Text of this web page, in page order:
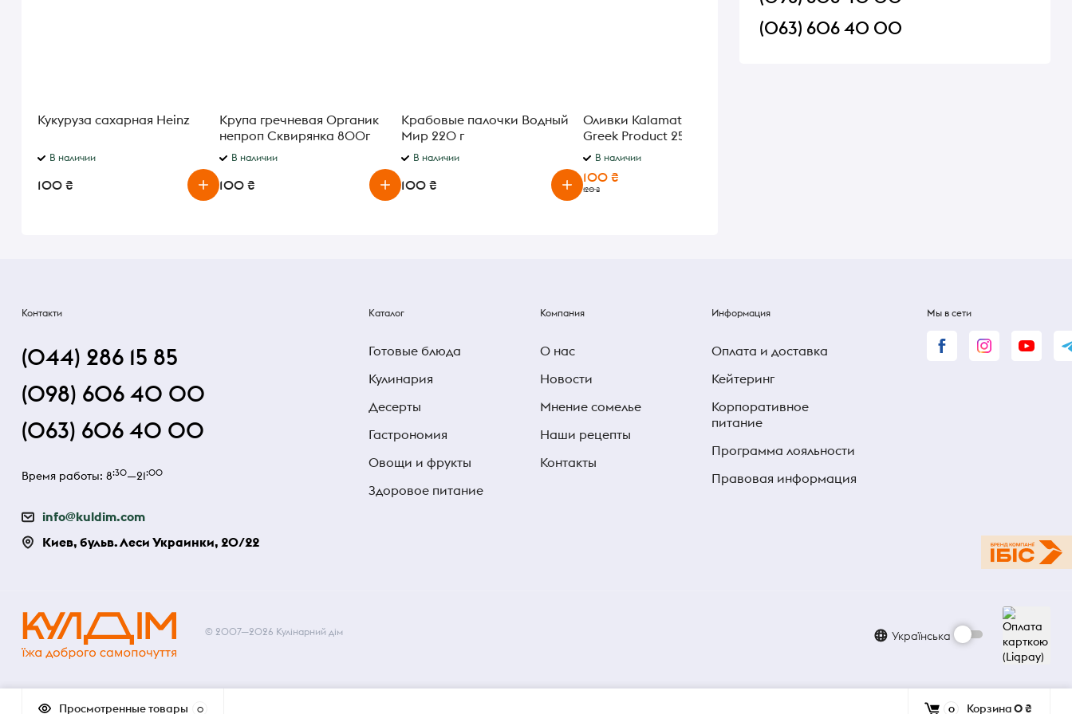
Кукуруза сахарная Heinz
В наличии
100 ₴
Крупа гречневая Органик
непроп Сквирянка 800г
В наличии
100 ₴
Крабовые палочки Водный
Мир 220 г
В наличии
100 ₴
Оливки Kalamata Blonds ТМ
Greek Product 250 г
В наличии
100 ₴
120 ₴
(063) 606 40 00
Контакти
(044) 286 15 85
(098) 606 40 00
(063) 606 40 00
Время работы: 8:30—21:00
info@kuldim.com
Киев, бульв. Леси Украинки, 20/22
Каталог
Готовые блюда
Кулинария
Десерты
Гастрономия
Овощи и фрукты
Здоровое питание
Компания
О нас
Новости
Мнение сомелье
Наши рецепты
Контакты
Информация
Оплата и доставка
Кейтеринг
Корпоративное
питание
Программа лояльности
Правовая информация
Мы в сети
© 2007—2026 Кулінарний дім Українська
Просмотренные товары 0 0 Корзина0 ₴